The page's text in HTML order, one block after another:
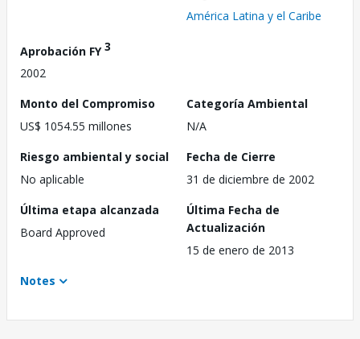
América Latina y el Caribe
Aprobación FY3
2002
Monto del Compromiso
US$ 1054.55 millones
Categoría Ambiental
N/A
Riesgo ambiental y social
No aplicable
Fecha de Cierre
31 de diciembre de 2002
Última etapa alcanzada
Board Approved
Última Fecha de
Actualización
15 de enero de 2013
Notes